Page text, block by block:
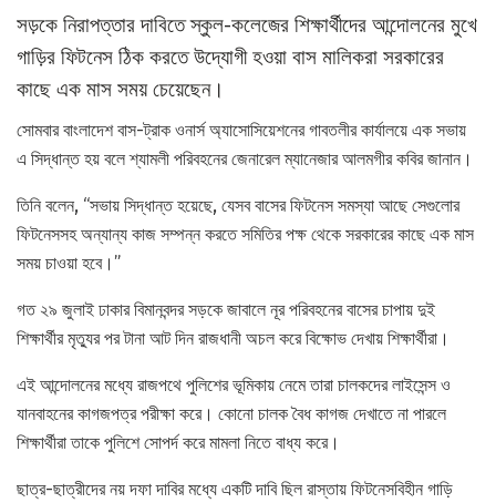
সড়কে নিরাপত্তার দাবিতে স্কুল-কলেজের শিক্ষার্থীদের আন্দোলনের মুখে
গাড়ির ফিটনেস ঠিক করতে উদ্যোগী হওয়া বাস মালিকরা সরকারের
কাছে এক মাস সময় চেয়েছেন।
সোমবার বাংলাদেশ বাস-ট্রাক ওনার্স অ্যাসোসিয়েশনের গাবতলীর কার্যালয়ে এক সভায়
এ সিদ্ধান্ত হয় বলে শ্যামলী পরিবহনের জেনারেল ম্যানেজার আলমগীর কবির জানান।
তিনি বলেন, “সভায় সিদ্ধান্ত হয়েছে, যেসব বাসের ফিটনেস সমস্যা আছে সেগুলোর
ফিটনেসসহ অন্যান্য কাজ সম্পন্ন করতে সমিতির পক্ষ থেকে সরকারের কাছে এক মাস
সময় চাওয়া হবে।”
গত ২৯ জুলাই ঢাকার বিমানবন্দর সড়কে জাবালে নূর পরিবহনের বাসের চাপায় দুই
শিক্ষার্থীর মৃত্যুর পর টানা আট দিন রাজধানী অচল করে বিক্ষোভ দেখায় শিক্ষার্থীরা।
এই আন্দোলনের মধ্যে রাজপথে পুলিশের ভূমিকায় নেমে তারা চালকদের লাইসেন্স ও
যানবাহনের কাগজপত্র পরীক্ষা করে। কোনো চালক বৈধ কাগজ দেখাতে না পারলে
শিক্ষার্থীরা তাকে পুলিশে সোপর্দ করে মামলা নিতে বাধ্য করে।
ছাত্র-ছাত্রীদের নয় দফা দাবির মধ্যে একটি দাবি ছিল রাস্তায় ফিটনেসবিহীন গাড়ি